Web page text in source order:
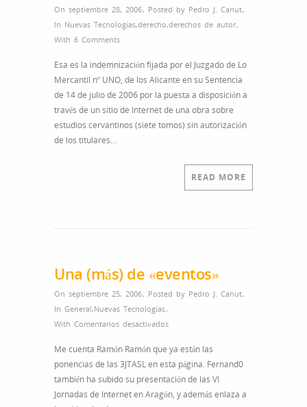
On septiembre 28, 2006, Posted by Pedro J. Canut,
In Nuevas Tecnologías,derecho,derechos de autor,
With 6 Comments
Esa es la indemnización fijada por el Juzgado de Lo
Mercantil nº UNO, de los Alicante en su Sentencia
de 14 de julio de 2006 por la puesta a disposición a
través de un sitio de Internet de una obra sobre
estudios cervantinos (siete tomos) sin autorización
de los titulares…
READ MORE
Una (más) de «eventos»
On septiembre 25, 2006, Posted by Pedro J. Canut,
In General,Nuevas Tecnologías,
With Comentarios desactivadosen
(más)
de
«eventos»
Me cuenta Ramón Ramón que ya están las
ponencias de las 3JTASL en esta página. Fernand0
también ha subido su presentación de las VI
Jornadas de Internet en Aragón, y además enlaza a